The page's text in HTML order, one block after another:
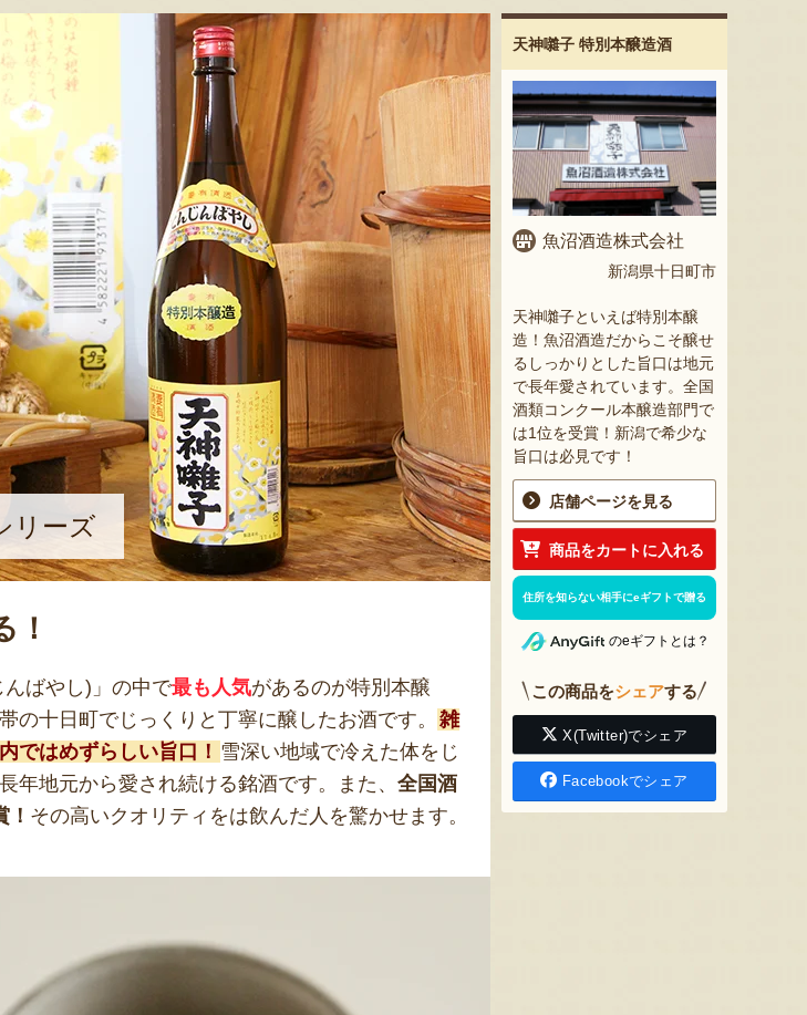
リーズ
！
ばやし)」の中で最も人気があるのが特別本醸
の十日町でじっくりと丁寧に醸したお酒です。 雑
ではめずらしい旨口！ 雪深い地域で冷えた体をじ
年地元から愛され続ける銘酒です。また、 全国酒
その高いクオリティをは飲んだ人を驚かせます。
天神囃子 特別本醸造酒
魚沼酒造株式会社
新潟県十日町市
天神囃子といえば特別本醸
造！魚沼酒造だからこそ醸せ
るしっかりとした旨口は地元
で長年愛されています。全国
酒類コンクール本醸造部門で
は1位を受賞！新潟で希少な
旨口は必見です！
店舗ページを見る
商品をカートに入れる
住所を知らない相手にeギフトで贈る
のeギフトとは？
この商品をシェアする
X(Twitter)でシェア
Facebookでシェア